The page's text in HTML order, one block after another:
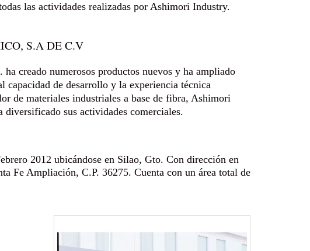
las actividades realizadas por Ashimori Industry.
S.A DE C.V
creado numerosos productos nuevos y ha ampliado
capacidad de desarrollo y la experiencia técnica
de materiales industriales a base de fibra, Ashimori
sus actividades comerciales.
2012 ubicándose en Silao, Gto. Con dirección en
Fe Ampliación, C.P. 36275. Cuenta con un área total de